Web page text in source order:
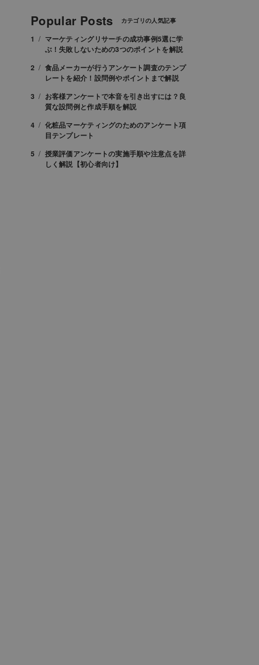
Popular Posts カテゴリの人気記事
マーケティングリサーチの成功事例5選に学
ぶ！失敗しないための3つのポイントを解説
食品メーカーが行うアンケート調査のテンプ
レートを紹介！設問例やポイントまで解説
お客様アンケートで本音を引き出すには？良
質な設問例と作成手順を解説
化粧品マーケティングのためのアンケート項
目テンプレート
授業評価アンケートの実施手順や注意点を詳
しく解説【初心者向け】